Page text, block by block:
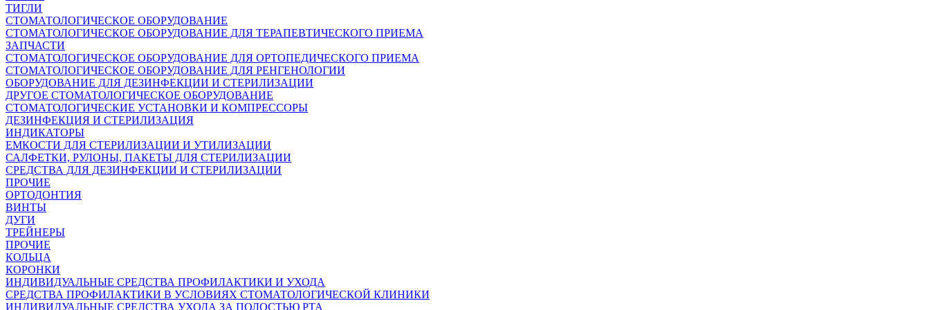
ТИГЛИ
СТОМАТОЛОГИЧЕСКОЕ ОБОРУДОВАНИЕ
СТОМАТОЛОГИЧЕСКОЕ ОБОРУДОВАНИЕ ДЛЯ ТЕРАПЕВТИЧЕСКОГО ПРИЕМА
ЗАПЧАСТИ
СТОМАТОЛОГИЧЕСКОЕ ОБОРУДОВАНИЕ ДЛЯ ОРТОПЕДИЧЕСКОГО ПРИЕМА
СТОМАТОЛОГИЧЕСКОЕ ОБОРУДОВАНИЕ ДЛЯ РЕНГЕНОЛОГИИ
ОБОРУДОВАНИЕ ДЛЯ ДЕЗИНФЕКЦИИ И СТЕРИЛИЗАЦИИ
ДРУГОЕ СТОМАТОЛОГИЧЕСКОЕ ОБОРУДОВАНИЕ
СТОМАТОЛОГИЧЕСКИЕ УСТАНОВКИ И КОМПРЕССОРЫ
ДЕЗИНФЕКЦИЯ И СТЕРИЛИЗАЦИЯ
ИНДИКАТОРЫ
ЕМКОСТИ ДЛЯ СТЕРИЛИЗАЦИИ И УТИЛИЗАЦИИ
САЛФЕТКИ, РУЛОНЫ, ПАКЕТЫ ДЛЯ СТЕРИЛИЗАЦИИ
СРЕДСТВА ДЛЯ ДЕЗИНФЕКЦИИ И СТЕРИЛИЗАЦИИ
ПРОЧИЕ
ОРТОДОНТИЯ
ВИНТЫ
ДУГИ
ТРЕЙНЕРЫ
ПРОЧИЕ
КОЛЬЦА
КОРОНКИ
ИНДИВИДУАЛЬНЫЕ СРЕДСТВА ПРОФИЛАКТИКИ И УХОДА
СРЕДСТВА ПРОФИЛАКТИКИ В УСЛОВИЯХ СТОМАТОЛОГИЧЕСКОЙ КЛИНИКИ
ИНДИВИДУАЛЬНЫЕ СРЕДСТВА УХОДА ЗА ПОЛОСТЬЮ РТА